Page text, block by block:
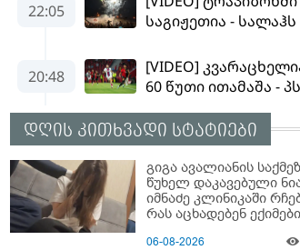
დღის კითხვადი სტატიები
გიგა ავალიანის
წუხელ დაკავებული
იმნაძე კლინიკაში
რას აცხადებენ ექიმები
06-08-2026